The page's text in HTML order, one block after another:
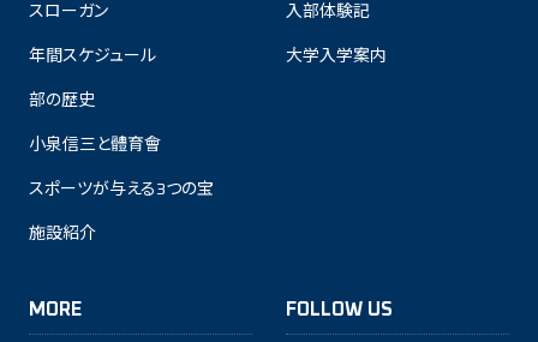
スローガン
年間スケジュール
部の歴史
小泉信三と體育會
スポーツが与える3つの宝
施設紹介
入部体験記
大学入学案内
MORE FOLLOW US